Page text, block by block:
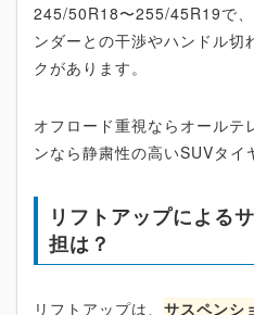
245/50R18〜255/45R19で
ンダーとの干渉やハンドル切
クがあります。
オフロード重視ならオールテ
ンなら静粛性の高いSUVタイ
リフトアップによる
担は？
リフトアップは、 サスペンシ